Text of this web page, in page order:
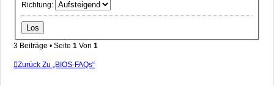
Richtung:
3 Beiträge • Seite 1 Von 1
Zurück Zu „BIOS-FAQs“